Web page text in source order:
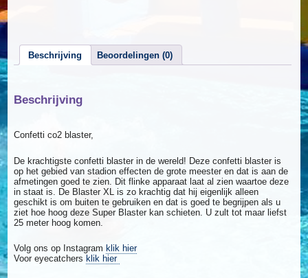
Beschrijving Beoordelingen (0)
Beschrijving
Confetti co2 blaster,
De krachtigste confetti blaster in de wereld! Deze confetti blaster is
op het gebied van stadion effecten de grote meester en dat is aan de
afmetingen goed te zien. Dit flinke apparaat laat al zien waartoe deze
in staat is. De Blaster XL is zo krachtig dat hij eigenlijk alleen
geschikt is om buiten te gebruiken en dat is goed te begrijpen als u
ziet hoe hoog deze Super Blaster kan schieten. U zult tot maar liefst
25 meter hoog komen.
Volg ons op Instagram klik hier
Voor eyecatchers klik hier